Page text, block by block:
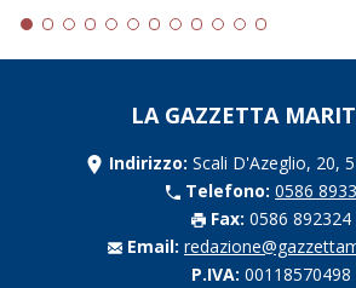
LA GAZZETTA
Indirizzo: Scali D'Azeglio, 20,
Telefono: 0586
Fax: 0586 892324
Email:
P.IVA: 00118570498